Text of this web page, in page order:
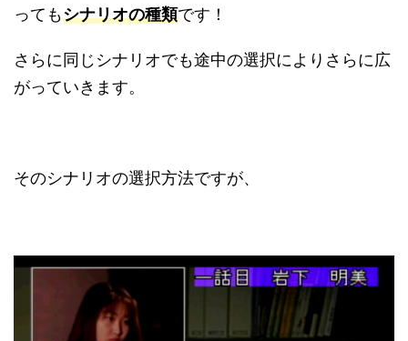
ってもシナリオの種類です！
さらに同じシナリオでも途中の選択によりさらに広
がっていきます。
そのシナリオの選択方法ですが、